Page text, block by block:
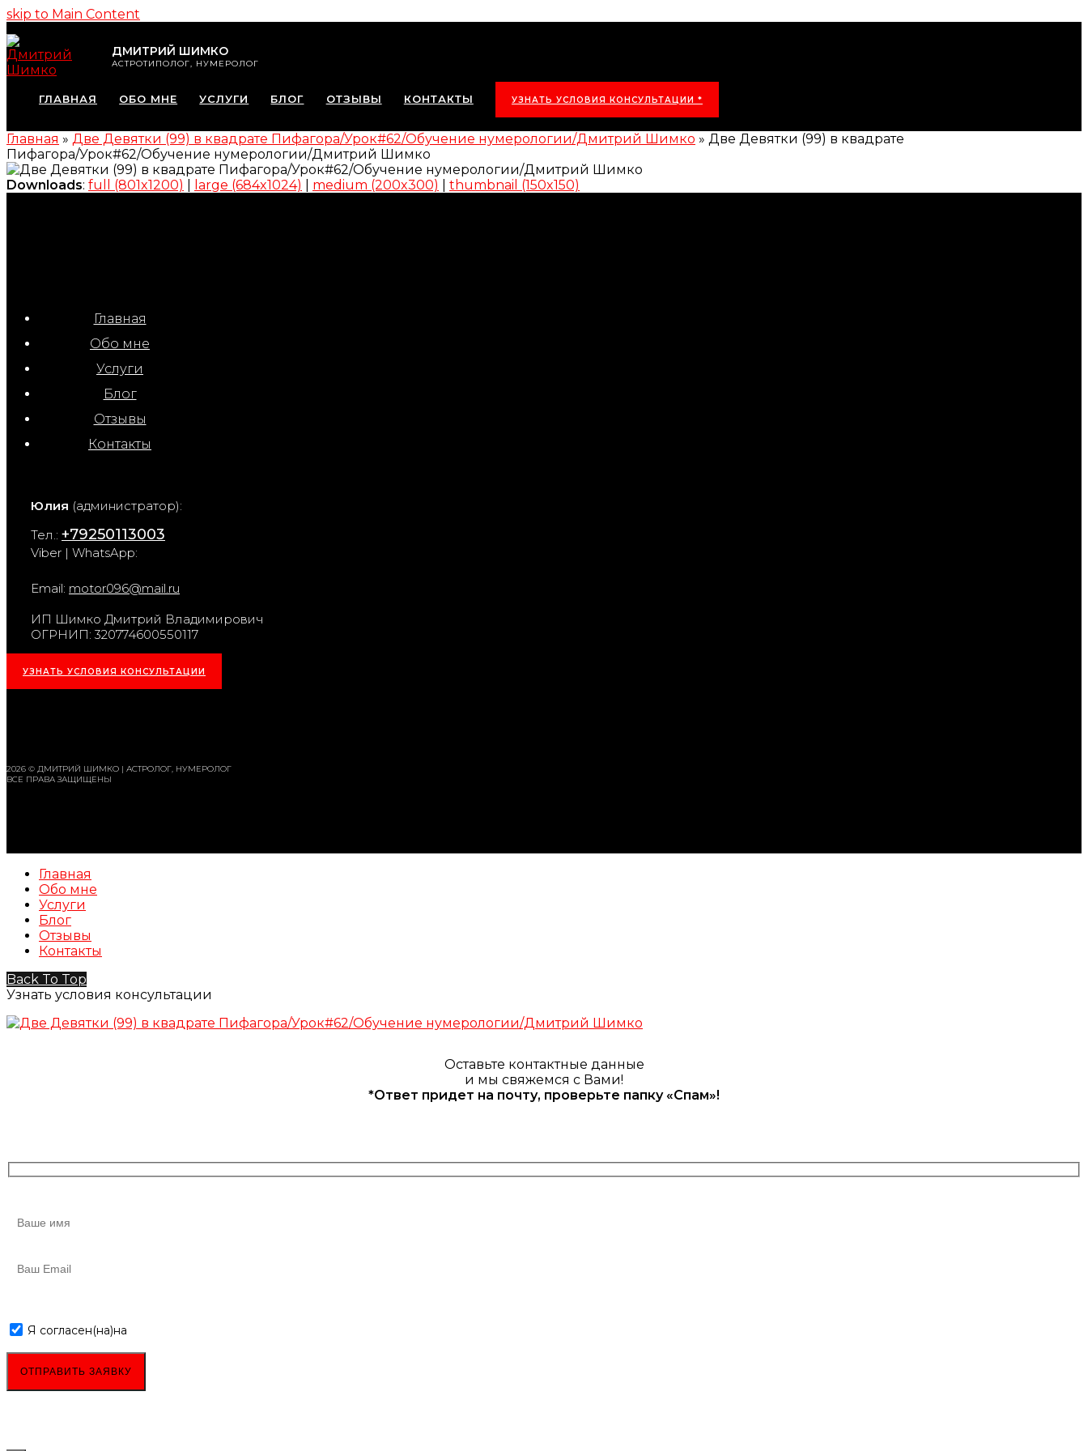
skip to Main Content
ДМИТРИЙ ШИМКО
АСТРОТИПОЛОГ, НУМЕРОЛОГ
ГЛАВНАЯ ОБО МНЕ УСЛУГИ БЛОГ ОТЗЫВЫ КОНТАКТЫ УЗНАТЬ УСЛОВИЯ КОНСУЛЬТАЦИИ *
Главная » Две Девятки (99) в квадрате Пифагора/Урок#62/Обучение нумерологии/Дмитрий Шимко » Две Девятки (99) в квадрате
Пифагора/Урок#62/Обучение нумерологии/Дмитрий Шимко
Downloads: full (801x1200) large (684x1024) medium (200x300) thumbnail (150x150)
Главная
Обо мне
Услуги
Блог
Отзывы
Контакты
Юлия (администратор):
Тел.: +79250113003
Viber | WhatsApp:
Email: motor096@mail.ru
ИП Шимко Дмитрий Владимирович
ОГРНИП: 320774600550117
УЗНАТЬ УСЛОВИЯ КОНСУЛЬТАЦИИ
2026 © ДМИТРИЙ ШИМКО | АСТРОЛОГ, НУМЕРОЛОГ
ВСЕ ПРАВА ЗАЩИЩЕНЫ
Главная
Обо мне
Услуги
Блог
Отзывы
Контакты
Back To Top
Узнать условия консультации
Оставьте контактные данные
и мы свяжемся с Вами!
*Ответ придет на почту, проверьте папку «Спам»!
Я согласен(на)на